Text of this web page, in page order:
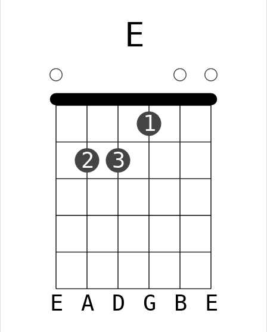
E
E A D G B E
2 3
1